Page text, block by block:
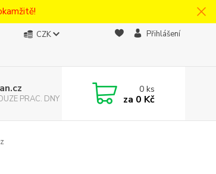
CZK Přihlášení
PRAC. DNY
0ks
za 0 Kč